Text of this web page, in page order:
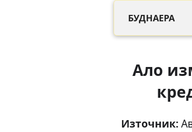
БУДНАЕРА
Ало
Източник: